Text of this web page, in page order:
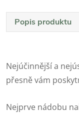
Popis produktu
Nejúčinnější a
přesně vám
Nejprve nádobu